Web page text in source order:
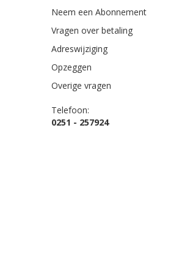
Neem een Abonnement
Vragen over betaling
Adreswijziging
Opzeggen
Overige vragen
Telefoon:
0251 - 257924